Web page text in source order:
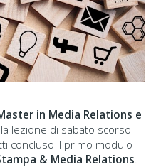
in Media Relations e
la lezione di sabato scorso
concluso il primo modulo
& Media Relations